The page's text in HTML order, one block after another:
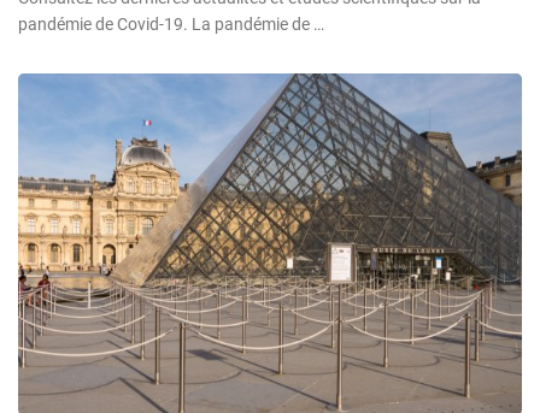
pandémie de Covid-19. La pandémie de …